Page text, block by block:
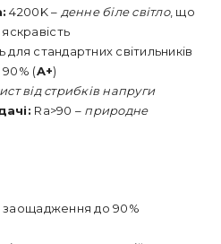
4200K – денне біле світло, що
для стандартних світильників
90% (A+)
від стрибків напруги
Ra>90 – природне
заощадження до 90%